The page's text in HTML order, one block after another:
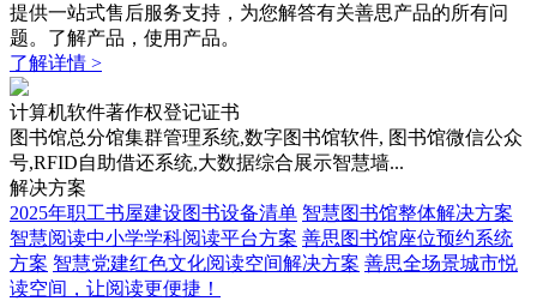
提供一站式售后服务支持，为您解答有关善思产品的所有问
题。了解产品，使用产品。
了解详情 >
计算机软件著作权登记证书
图书馆总分馆集群管理系统,数字图书馆软件, 图书馆微信公众
号,RFID自助借还系统,大数据综合展示智慧墙...
解决方案
2025年职工书屋建设图书设备清单 智慧图书馆整体解决方案
智慧阅读中小学学科阅读平台方案 善思图书馆座位预约系统
方案 智慧党建红色文化阅读空间解决方案 善思全场景城市悦
读空间，让阅读更便捷！